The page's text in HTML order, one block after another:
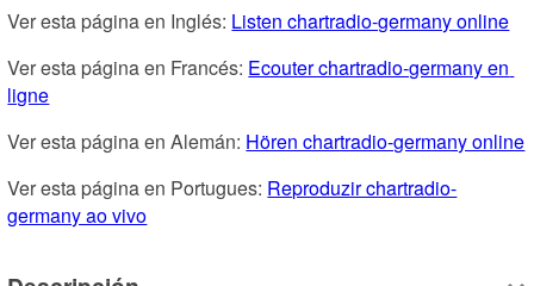
Ver esta página en Inglés: Listen chartradio-germany online
Ver esta página en Francés: Ecouter chartradio-germany en
ligne
Ver esta página en Alemán: Hören chartradio-germany online
Ver esta página en Portugues: Reproduzir chartradio-
germany ao vivo